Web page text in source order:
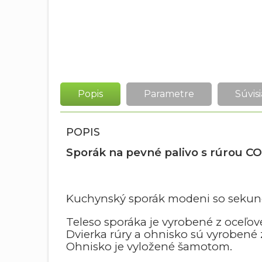
Popis Parametre
POPIS
Sporák na pevné palivo s rúrou
Kuchynský sporák modeni so
Teleso sporáka je vyrobené z
Dvierka rúry a ohnisko sú
Ohnisko je vyložené šamotom.